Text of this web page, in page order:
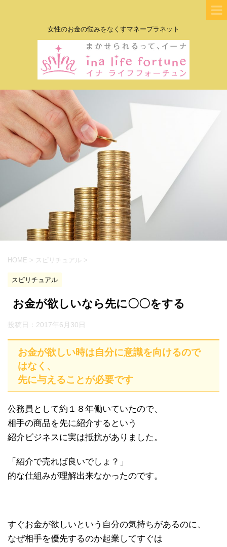
女性のお金の悩みをなくすマネープラネット
HOME > スピリチュアル >
スピリチュアル
お金が欲しいなら先に〇〇をする
投稿日： 2017年6月30日
お金が欲しい時は自分に意識を向けるので
はなく、
先に与えることが必要です
公務員として約１８年働いていたので、
相手の商品を先に紹介するという
紹介ビジネスに実は抵抗がありました。
「紹介で売れば良いでしょ？」
的な仕組みが理解出来なかったのです。
すぐお金が欲しいという自分の気持ちがあるのに、
なぜ相手を優先するのか起業してすぐは